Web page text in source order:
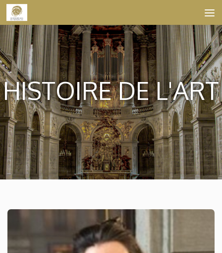
Skip to content
HISTOIRE DE L'ART